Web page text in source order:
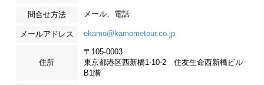
問合せ方法 メール、電話
メールアドレス ekamo@kamometour.co.jp
住所
〒105-0003
東京都港区西新橋1-10-2 住友生命西新橋ビル
B1階